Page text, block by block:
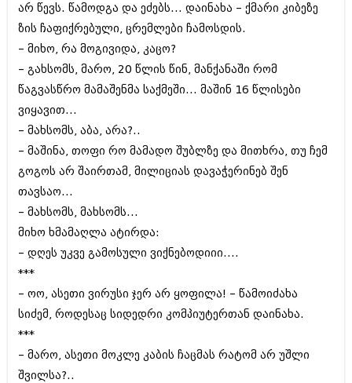
აგვისტო 2011 (249)
ივლისი 2011 (400)
ივნისი 2011 (438)
მაისი 2011 (415)
აპრილი 2011 (294)
მარტი 2011 (654)
იანვარი 2011 (647)
(157)
დეკემბერი 2010 (881)
ნოემბერი 2010 (422)
ოქტომბერი 2010 (341)
სექტემბერი 2010 (449)
აგვისტო 2010 (461)
ივლისი 2010 (556)
ივნისი 2010 (685)
მაისი 2010 (232)
მარტი 2010 (454)
იანვარი 2010 (422)
ნოემბერი 2009 (308)
ოქტომბერი 2009 (382)
არ წევს. წამოდგა და ეძებს... დაინახა – ქმარი კიბეზე
ზის ჩაფიქრებული‚ ცრემლები ჩამოსდის.
– მიხო‚ რა მოგივიდა‚ კაცო?
– გახსომს‚ მარო‚ 20 წლის წინ‚ მანქანაში რომ
წაგვასწრო მამაშენმა საქმეში... მაშინ 16 წლისები
ვიყავით...
– მახსომს‚ აბა, არა?..
– მაშინა, თოფი რო მამადო შუბლზე და მითხრა‚ თუ ჩემ
გოგოს არ შაირთამ‚ მილიციას დავაჭერინებ შენ
თავსაო...
– მახსომს‚ მახსომს...
მიხო ხმამაღლა ატირდა:
– დღეს უკვე გამოსული ვიქნებოდიიი....
***
– ოო‚ ასეთი ვირუსი ჯერ არ ყოფილა! – წამოიძახა
სიძემ‚ როდესაც სიდედრი კომპიუტერთან დაინახა.
***
– მარო‚ ასეთი მოკლე კაბის ჩაცმას რატომ არ უშლი
შვილსა?..